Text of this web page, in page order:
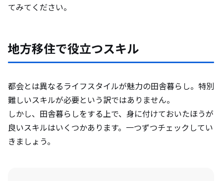
てみてください。
地方移住で役立つスキル
都会とは異なるライフスタイルが魅力の田舎暮らし。特別
難しいスキルが必要という訳ではありません。
しかし、田舎暮らしをする上で、身に付けておいたほうが
良いスキルはいくつかあります。一つずつチェックしてい
きましょう。